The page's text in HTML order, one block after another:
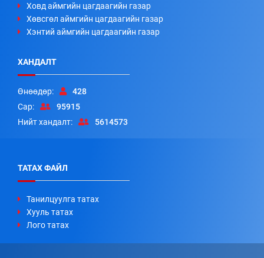
Ховд аймгийн цагдаагийн газар
Хөвсгөл аймгийн цагдаагийн газар
Хэнтий аймгийн цагдаагийн газар
ХАНДАЛТ
Өнөөдөр:
428
Сар:
95915
Нийт хандалт:
5614573
ТАТАХ ФАЙЛ
Танилцуулга татах
Хууль татах
Лого татах